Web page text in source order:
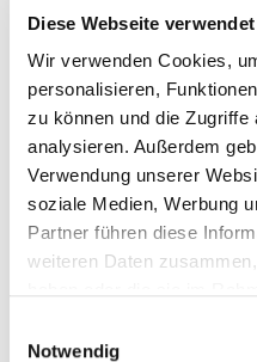
Diese Webseite
Wir verwenden Cookies,
personalisieren,
zu können und die
analysieren. Außerdem
Verwendung unserer
soziale Medien, Werbung
Partner führen diese
weiteren Daten
Notwendig
Komplette Überholung
Getriebe. Elektronische
bei Bedarf gewechselt und
Wandler werden nach
Persönliche Informationen
Vorname
Name
Firma/Unternehmen